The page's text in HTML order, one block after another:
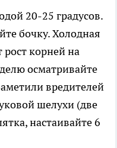
20-25 градусов.
бочку. Холодная
корней на
осматривайте
вредителей
шелухи (две
настаивайте 6